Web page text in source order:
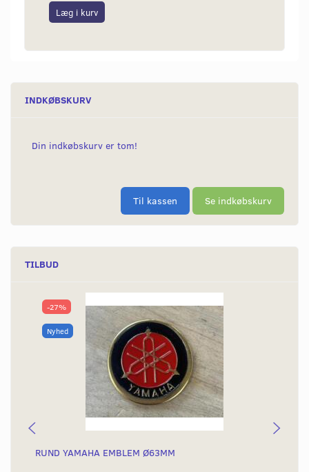
Læg i kurv
INDKØBSKURV
Din indkøbskurv er tom!
Til kassen Se indkøbskurv
TILBUD
-27%
Nyhed
RUND YAMAHA EMBLEM Ø63MM